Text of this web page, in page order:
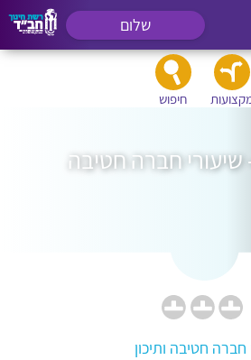
שלום
חיפוש
חברה חטיבה
חטיבה ותיכון